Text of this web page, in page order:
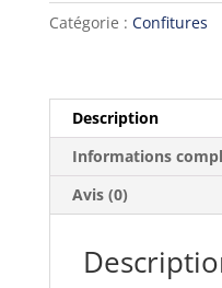
Fraises
Artisanale
Catégorie : Confitures
Description
Informations
Avis (0)